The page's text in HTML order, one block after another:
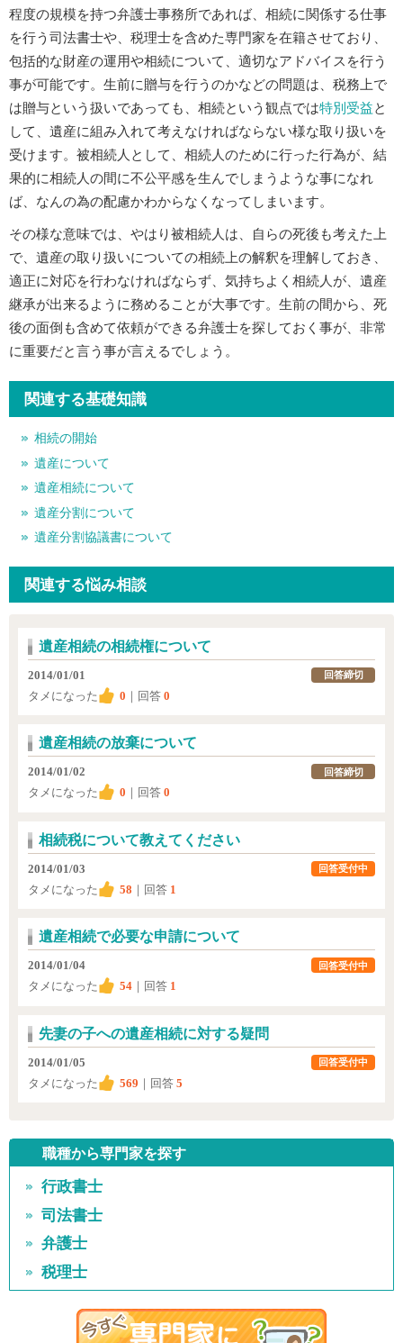
程度の規模を持つ弁護士事務所であれば、相続に関係する仕事
を行う司法書士や、税理士を含めた専門家を在籍させており、
包括的な財産の運用や相続について、適切なアドバイスを行う
事が可能です。生前に贈与を行うのかなどの問題は、税務上で
は贈与という扱いであっても、相続という観点では特別受益と
して、遺産に組み入れて考えなければならない様な取り扱いを
受けます。被相続人として、相続人のために行った行為が、結
果的に相続人の間に不公平感を生んでしまうような事になれ
ば、なんの為の配慮かわからなくなってしまいます。
その様な意味では、やはり被相続人は、自らの死後も考えた上
で、遺産の取り扱いについての相続上の解釈を理解しておき、
適正に対応を行わなければならず、気持ちよく相続人が、遺産
継承が出来るように務めることが大事です。生前の間から、死
後の面倒も含めて依頼ができる弁護士を探しておく事が、非常
に重要だと言う事が言えるでしょう。
関連する基礎知識
相続の開始
遺産について
遺産相続について
遺産分割について
遺産分割協議書について
関連する悩み相談
遺産相続の相続権について
2014/01/01
タメになった
0 ｜回答 0
回答締切
遺産相続の放棄について
2014/01/02
タメになった
0 ｜回答 0
回答締切
相続税について教えてください
2014/01/03
タメになった
58 ｜回答 1
回答受付中
遺産相続で必要な申請について
2014/01/04
タメになった
54 ｜回答 1
回答受付中
先妻の子への遺産相続に対する疑問
2014/01/05
タメになった
569 ｜回答 5
回答受付中
職種から専門家を探す
行政書士
司法書士
弁護士
税理士